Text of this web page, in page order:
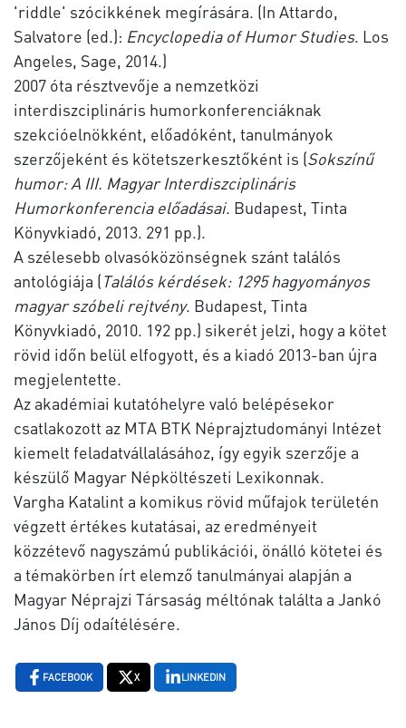
'riddle' szócikkének megírására. (In Attardo,
Salvatore (ed.): Encyclopedia of Humor Studies. Los
Angeles, Sage, 2014.)
2007 óta résztvevője a nemzetközi
interdiszciplináris humorkonferenciáknak
szekcióelnökként, előadóként, tanulmányok
szerzőjeként és kötetszerkesztőként is (Sokszínű
humor: A III. Magyar Interdiszciplináris
Humorkonferencia előadásai. Budapest, Tinta
Könyvkiadó, 2013. 291 pp.).
A szélesebb olvasóközönségnek szánt találós
antológiája (Találós kérdések: 1295 hagyományos
magyar szóbeli rejtvény. Budapest, Tinta
Könyvkiadó, 2010. 192 pp.) sikerét jelzi, hogy a kötet
rövid időn belül elfogyott, és a kiadó 2013-ban újra
megjelentette.
Az akadémiai kutatóhelyre való belépésekor
csatlakozott az MTA BTK Néprajztudományi Intézet
kiemelt feladatvállalásához, így egyik szerzője a
készülő Magyar Népköltészeti Lexikonnak.
Vargha Katalint a komikus rövid műfajok területén
végzett értékes kutatásai, az eredményeit
közzétevő nagyszámú publikációi, önálló kötetei és
a témakörben írt elemző tanulmányai alapján a
Magyar Néprajzi Társaság méltónak találta a Jankó
János Díj odaítélésére.
FACEBOOK X LINKEDIN